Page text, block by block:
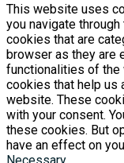
This website uses
you navigate
cookies that are
browser as they are
functionalities of the
cookies that help us
website. These
with your consent.
these cookies. But
have an effect on
Necessary